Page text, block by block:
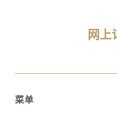
网上
菜单